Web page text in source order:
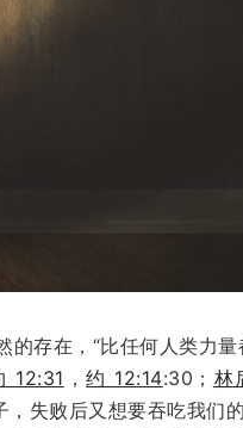
存在，“比任何人类力量
12:31 ，约 12:14:30； 林
失败后又想要吞吃我们